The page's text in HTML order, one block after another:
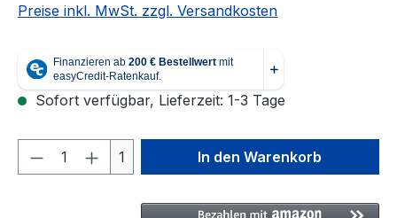
Preise inkl. MwSt. zzgl. Versandkosten
Sofort verfügbar, Lieferzeit: 1-3 Tage
Produkt Anzahl: Gib den
1 In den Warenkorb